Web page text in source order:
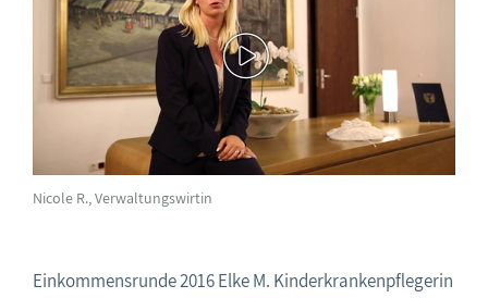
Nicole R., Verwaltungswirtin
Einkommensrunde 2016 Elke M. Kinderkrankenpflegerin